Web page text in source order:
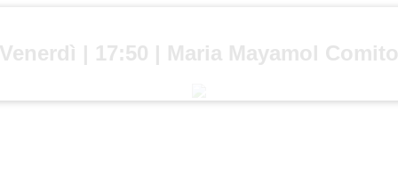
Venerdì | 17:50 | Maria Mayamol Comito